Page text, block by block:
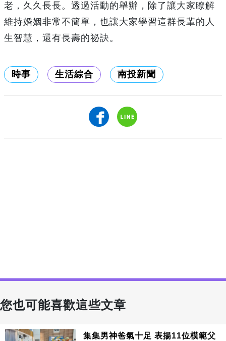
老，久久長長。透過活動的舉辦，除了讓大家瞭解
維持婚姻非常不簡單，也讓大家學習這群長輩的人
生智慧，還有長壽的祕訣。
時事 生活綜合 南投新聞
您也可能喜歡這些文章
集集男神爸氣十足 表揚11位模範父